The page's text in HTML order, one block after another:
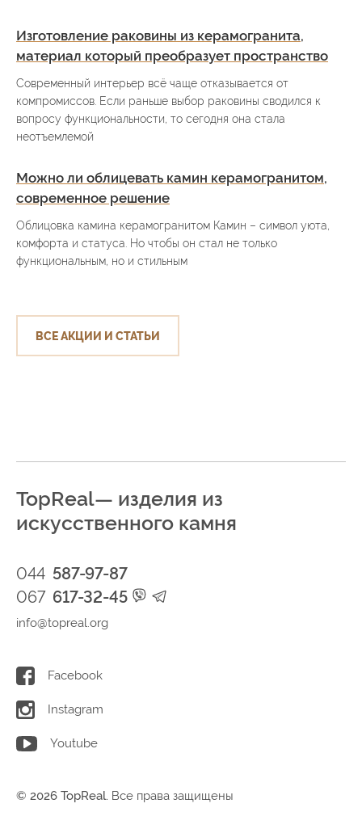
Изготовление раковины из керамогранита,
материал который преобразует пространство
Современный интерьер всё чаще отказывается от
компромиссов. Если раньше выбор раковины сводился к
вопросу функциональности, то сегодня она стала
неотъемлемой
Можно ли облицевать камин керамогранитом,
современное решение
Облицовка камина керамогранитом Камин – символ уюта,
комфорта и статуса. Но чтобы он стал не только
функциональным, но и стильным
ВСЕ АКЦИИ И СТАТЬИ
TopReal— изделия из
искусственного камня
044 587-97-87
067 617-32-45
info@topreal.org
Facebook
Instagram
Youtube
© 2026 TopReal. Все права защищены